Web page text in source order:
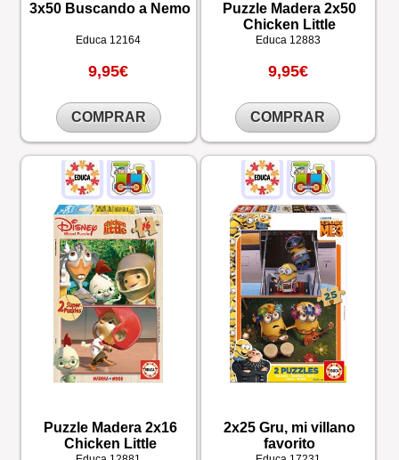
3x50 Buscando a Nemo
Educa 12164
9,95€
COMPRAR
Puzzle Madera 2x50
Chicken Little
Educa 12883
9,95€
COMPRAR
Puzzle Madera 2x16
Chicken Little
2x25 Gru, mi villano
favorito